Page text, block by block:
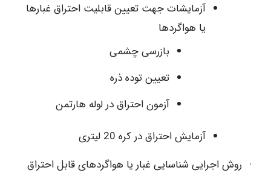
آزمایشات جهت تعیین قابلیت احتراق غبارها
یا هواگردها
بازرسی چشمی
تعیین توده ذره
آزمون احتراق در لوله هارتمن
آزمایش احتراق در کره 20 لیتری
روش اجرایی شناسایی غبار یا هواگردهای قابل احتراق